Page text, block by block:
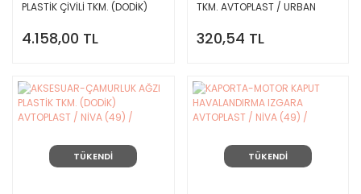
PLASTİK ÇİVİLİ TKM. (DODİK)
/
4.158,00 TL
TKM. AVTOPLAST / URBAN
320,54 TL
TÜKENDİ TÜKENDİ